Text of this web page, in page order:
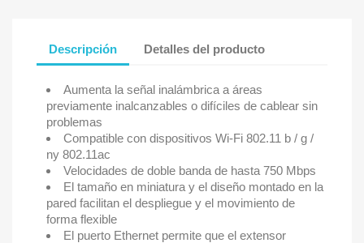
Descripción Detalles del producto
Aumenta la señal inalámbrica a áreas
previamente inalcanzables o difíciles de cablear sin
problemas
Compatible con dispositivos Wi-Fi 802.11 b / g /
ny 802.11ac
Velocidades de doble banda de hasta 750 Mbps
El tamaño en miniatura y el diseño montado en la
pared facilitan el despliegue y el movimiento de
forma flexible
El puerto Ethernet permite que el extensor